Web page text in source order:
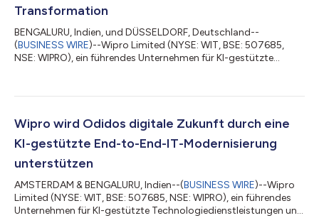
Transformation
BENGALURU, Indien, und DÜSSELDORF, Deutschland--
(BUSINESS WIRE)--Wipro Limited (NYSE: WIT, BSE: 507685,
NSE: WIPRO), ein führendes Unternehmen für KI-gestützte
Programms zur Migration von Rechenzentren für METRO, einen
Dieser Meilenstein auf dem Weg zur Cloud-Transformation von
METRO schafft eine belastbare, skalierbare un...
Wipro wird Odidos digitale Zukunft durch eine
KI-gestützte End-to-End-IT-Modernisierung
unterstützen
AMSTERDAM & BENGALURU, Indien--(BUSINESS WIRE)--Wipro
Limited (NYSE: WIT, BSE: 507685, NSE: WIPRO), ein führendes
Unternehmen für KI-gestützte Technologiedienstleistungen und